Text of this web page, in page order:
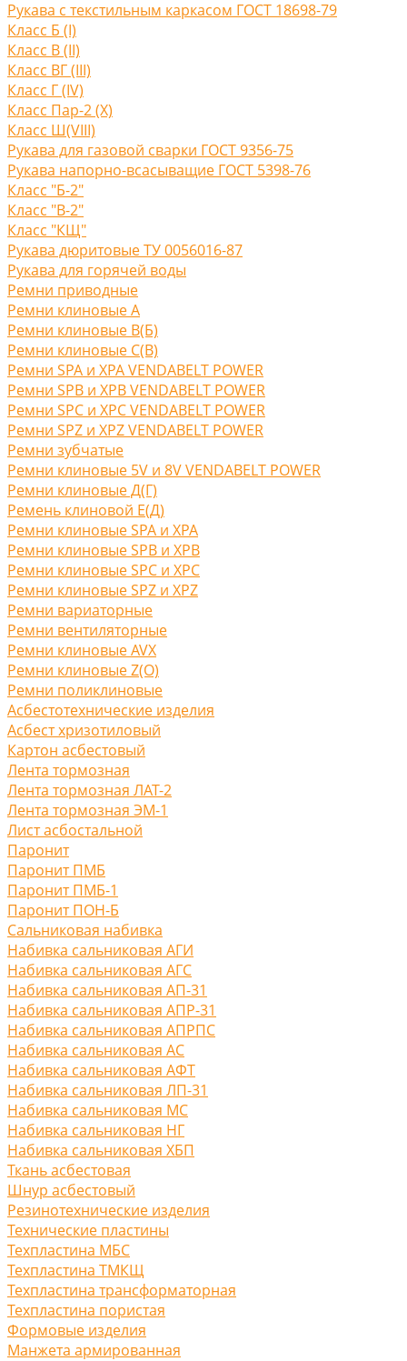
Рукава с текстильным каркасом ГОСТ 18698-79
Класс Б (I)
Класс В (II)
Класс ВГ (III)
Класс Г (IV)
Класс Пар-2 (X)
Класс Ш(VIII)
Рукава для газовой сварки ГОСТ 9356-75
Рукава напорно-всасыващие ГОСТ 5398-76
Класс "Б-2"
Класс "В-2"
Класс "КЩ"
Рукава дюритовые ТУ 0056016-87
Рукава для горячей воды
Ремни приводные
Ремни клиновые A
Ремни клиновые В(Б)
Ремни клиновые С(B)
Ремни SPA и XPA VENDABELT POWER
Ремни SPB и XPB VENDABELT POWER
Ремни SPC и XPC VENDABELT POWER
Ремни SPZ и XPZ VENDABELT POWER
Ремни зубчатые
Ремни клиновые 5V и 8V VENDABELT POWER
Ремни клиновые Д(Г)
Ремень клиновой Е(Д)
Ремни клиновые SPA и XPA
Ремни клиновые SPB и XPB
Ремни клиновые SPC и XPC
Ремни клиновые SPZ и XPZ
Ремни вариаторные
Ремни вентиляторные
Ремни клиновые AVX
Ремни клиновые Z(O)
Ремни поликлиновые
Асбестотехнические изделия
Асбест хризотиловый
Картон асбестовый
Лента тормозная
Лента тормозная ЛАТ-2
Лента тормозная ЭМ-1
Лист асбостальной
Паронит
Паронит ПМБ
Паронит ПМБ-1
Паронит ПОН-Б
Сальниковая набивка
Набивка сальниковая АГИ
Набивка сальниковая АГС
Набивка сальниковая АП-31
Набивка сальниковая АПР-31
Набивка сальниковая АПРПС
Набивка сальниковая АС
Набивка сальниковая АФТ
Набивка сальниковая ЛП-31
Набивка сальниковая МС
Набивка сальниковая НГ
Набивка сальниковая ХБП
Ткань асбестовая
Шнур асбестовый
Резинотехнические изделия
Технические пластины
Техпластина МБС
Техпластина ТМКЩ
Техпластина трансформаторная
Техпластина пористая
Формовые изделия
Манжета армированная